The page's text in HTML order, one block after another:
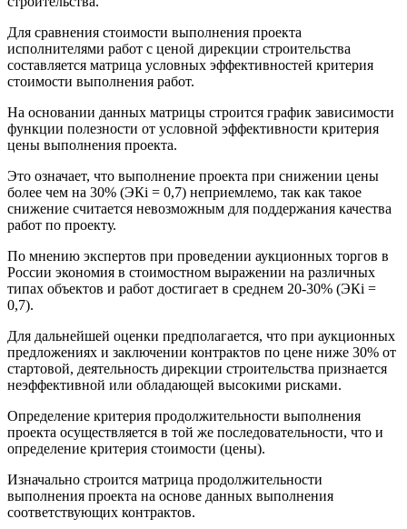
Для сравнения стоимости выполнения проекта
исполнителями работ с ценой дирекции строительства
составляется матрица условных эффективностей критерия
стоимости выполнения работ.
На основании данных матрицы строится график зависимости
функции полезности от условной эффективности критерия
цены выполнения проекта.
Это означает, что выполнение проекта при снижении цены
более чем на 30% (ЭКi = 0,7) неприемлемо, так как такое
снижение считается невозможным для поддержания качества
работ по проекту.
По мнению экспертов при проведении аукционных торгов в
России экономия в стоимостном выражении на различных
типах объектов и работ достигает в среднем 20-30% (ЭКi =
0,7).
Для дальнейшей оценки предполагается, что при аукционных
предложениях и заключении контрактов по цене ниже 30% от
стартовой, деятельность дирекции строительства признается
неэффективной или обладающей высокими рисками.
Определение критерия продолжительности выполнения
проекта осуществляется в той же последовательности, что и
определение критерия стоимости (цены).
Изначально строится матрица продолжительности
выполнения проекта на основе данных выполнения
соответствующих контрактов.